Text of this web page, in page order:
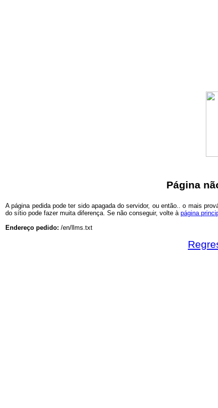
Página
A página pedida pode ter sido apagada do servidor, ou então.. o mais
do sítio pode fazer muita diferença. Se não conseguir, volte à página
Endereço pedido: /en/llms.txt